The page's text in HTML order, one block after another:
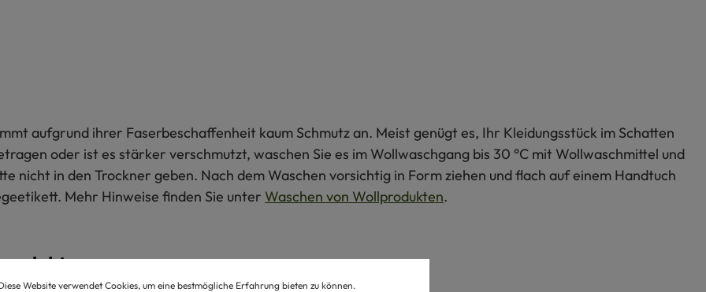
aufgrund ihrer Faserbeschaffenheit kaum Schmutz an. Meist genügt es, Ihr Kleidungsstück im Schatten
oder ist es stärker verschmutzt, waschen Sie es im Wollwaschgang bis 30 °C mit Wollwaschmittel und
nicht in den Trockner geben. Nach dem Waschen vorsichtig in Form ziehen und flach auf einem Handtuch
Mehr Hinweise finden Sie unter Waschen von Wollprodukten.
Website verwendet Cookies, um eine bestmögliche Erfahrung bieten zu können.